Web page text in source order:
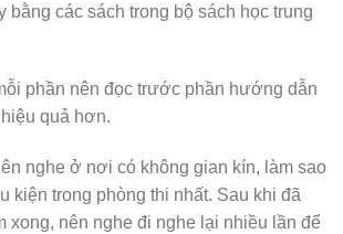
bằng các sách trong bộ sách học trung
phần nên đọc trước phần hướng dẫn
quả hơn.
nghe ở nơi có không gian kín, làm sao
kiện trong phòng thi nhất. Sau khi đã
xong, nên nghe đi nghe lại nhiều lần để